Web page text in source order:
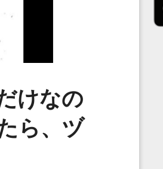
けなの
ら、ヅ